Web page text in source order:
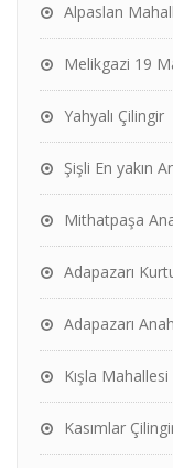
Alpaslan
Melikgazi 19
Yahyalı Çilingir
Şişli En yakın
Mithatpaşa
Adapazarı
Adapazarı
Kışla
Kasımlar